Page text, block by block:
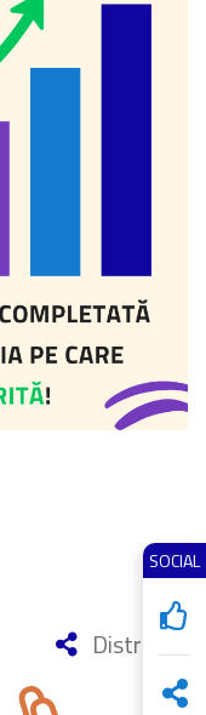
SOCIAL
Distribuie